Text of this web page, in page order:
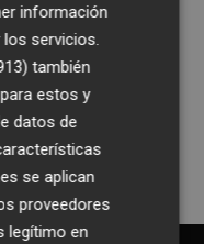
de
correo
información
servicios.
también
estos y
datos de
se aplican
proveedores
legítimo en